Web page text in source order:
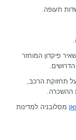
תעופה.
פיקדון המוחזר
תחזוקת הרכב,
ההשכרה.
מסלובניה למדינות